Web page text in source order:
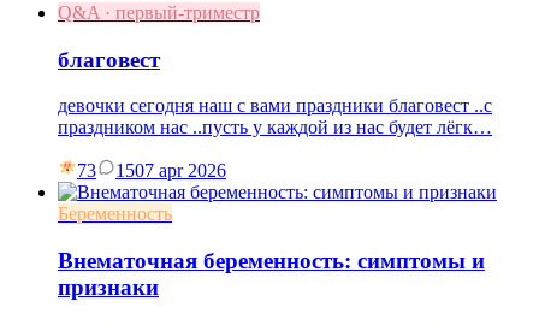
Q&A · первый-триместр
благовест
девочки сегодня наш с вами праздники благовест ..с
праздником нас ..пусть у каждой из нас будет лёгк…
73 1507 apr 2026
Беременность
Внематочная беременность: симптомы и
признаки